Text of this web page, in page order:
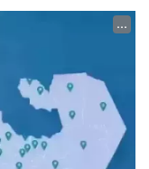
...